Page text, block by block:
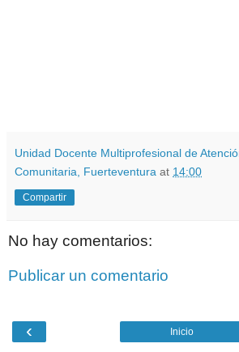
Unidad Docente Multiprofesional de
Comunitaria, Fuerteventura at 14:00
Compartir
No hay comentarios:
Publicar un comentario
‹ Inicio